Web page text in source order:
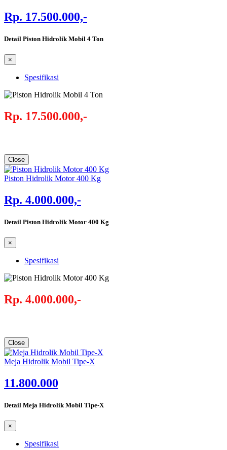
Rp. 17.500.000,-
Detail Piston Hidrolik Mobil 4 Ton
×
Spesifikasi
Rp. 17.500.000,-
Close
Piston Hidrolik Motor 400 Kg
Rp. 4.000.000,-
Detail Piston Hidrolik Motor 400 Kg
×
Spesifikasi
Rp. 4.000.000,-
Close
Meja Hidrolik Mobil Tipe-X
11.800.000
Detail Meja Hidrolik Mobil Tipe-X
×
Spesifikasi